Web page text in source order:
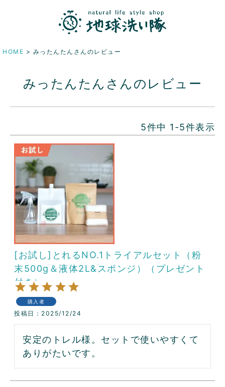
HOME みったんたんさんのレビュー
みったんたんさんのレビュー
5件中 1 -5件表示
[お試し]とれるNO.1トライアルセット（粉
末500g＆液体2L&スポンジ）（プレゼント
付き）
購入者
投稿日 2025/12/24
安定のトレル様。セットで使いやすくて
ありがたいです。